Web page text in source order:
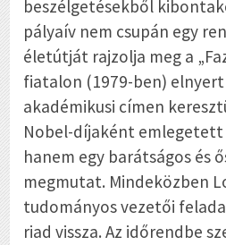
beszélgetésekből
pályaív nem csupán egy
életútját rajzolja meg a
fiatalon (1979-ben)
akadémikusi címen
Nobel-díjaként emlegetett
hanem egy barátságos és
megmutat. Mindeközben
tudományos vezetői
riad vissza. Az időrendbe